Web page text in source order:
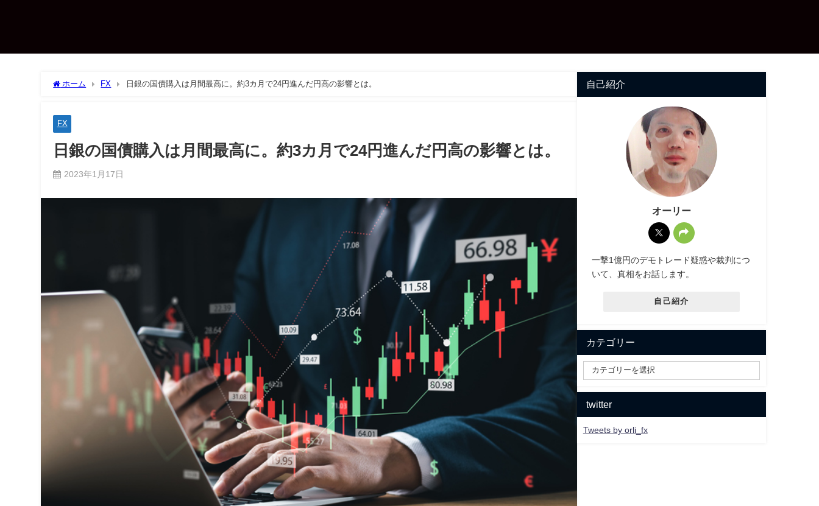
ホーム FX 日銀の国債購入は月間最高に。約3カ月で24円進んだ円高の影響とは。
FX
日銀の国債購入は月間最高に。約3カ月で24円進んだ円高の影響とは。
2023年1月17日
自己紹介
オーリー
一撃1億円のデモトレード疑惑や裁判につ
いて、真相をお話します。
自己紹介
カテゴリー
twitter
Tweets by orli_fx